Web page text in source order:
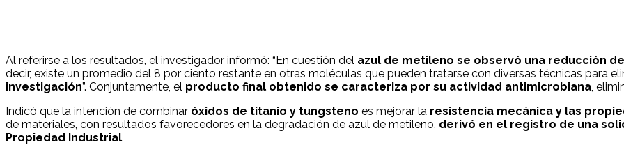
Al referirse a los resultados, el investigador informó: “En cuestión del azul de metileno se observó una reducción
decir, existe un promedio del 8 por ciento restante en otras moléculas que pueden tratarse con diversas técnicas para
investigación”. Conjuntamente, el producto final obtenido se caracteriza por su actividad antimicrobiana ,
Indicó que la intención de combinar óxidos de titanio y tungsteno es mejorar la resistencia mecánica y las
de materiales, con resultados favorecedores en la degradación de azul de metileno, derivó en el registro de una
Propiedad Industrial.